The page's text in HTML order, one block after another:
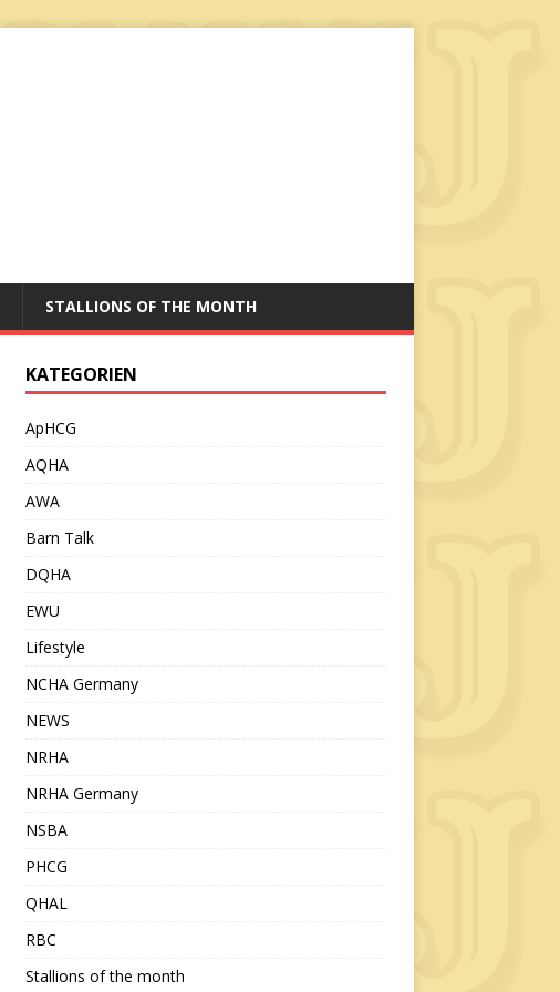
STALLIONS OF THE MONTH
KATEGORIEN
ApHCG
AQHA
AWA
Barn Talk
DQHA
EWU
Lifestyle
NCHA Germany
NEWS
NRHA
NRHA Germany
NSBA
PHCG
QHAL
RBC
Stallions of the month